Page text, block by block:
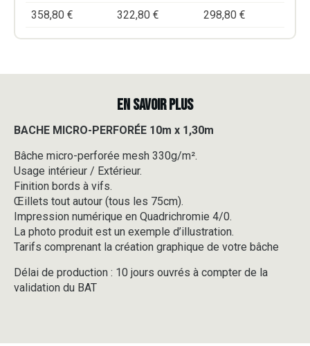
358,80 € 322,80 € 298,80 €
EN SAVOIR PLUS
BACHE MICRO-PERFORÉE 10m x 1,30m
Bâche micro-perforée mesh 330g/m².
Usage intérieur / Extérieur.
Finition bords à vifs.
Œillets tout autour (tous les 75cm).
Impression numérique en Quadrichromie 4/0.
La photo produit est un exemple d’illustration.
Tarifs comprenant la création graphique de votre bâche
Délai de production : 10 jours ouvrés à compter de la
validation du BAT